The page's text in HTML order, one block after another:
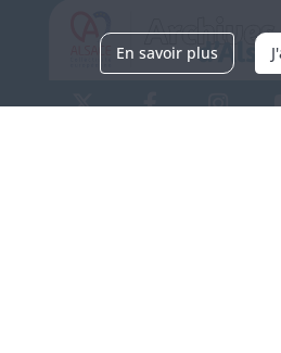
En savoir plus